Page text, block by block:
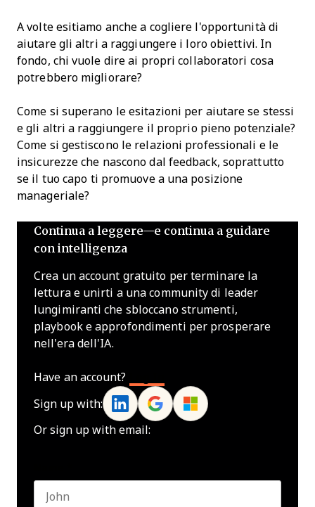
A volte esitiamo anche a cogliere l'opportunità di
aiutare gli altri a raggiungere i loro obiettivi. In
fondo, chi vuole dire ai propri collaboratori cosa
potrebbero migliorare?
Come si superano le esitazioni per aiutare se stessi
e gli altri a raggiungere il proprio pieno potenziale?
Come si gestiscono le relazioni professionali e le
insicurezze che nascono dal feedback, soprattutto
se il tuo capo ti promuove a una posizione
manageriale?
Continua a leggere—e continua a guidare
con intelligenza
Crea un account gratuito per terminare la
lettura e unirti a una community di leader
lungimiranti che sbloccano strumenti,
playbook e approfondimenti per prosperare
nell'era dell'IA.
Have an account?
Sign up with:
Or sign up with email: